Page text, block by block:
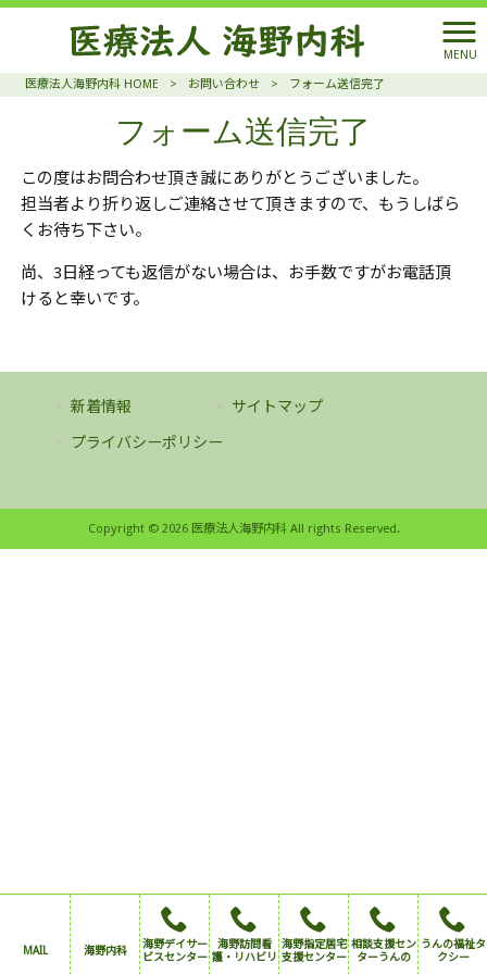
MENU
医療法人海野内科 HOME > お問い合わせ > フォーム送信完了
フォーム送信完了
この度はお問合わせ頂き誠にありがとうございました。
担当者より折り返しご連絡させて頂きますので、もうしばら
くお待ち下さい。
尚、3日経っても返信がない場合は、お手数ですがお電話頂
けると幸いです。
新着情報 サイトマップ
プライバシーポリシー
Copyright © 2026 医療法人海野内科 All rights Reserved.
MAIL 海野内科
海野デイサー
ビスセンター
海野訪問看
護・リハビリ
海野指定居宅
支援センター
相談支援セン
ターうんの
うんの福祉タ
クシー